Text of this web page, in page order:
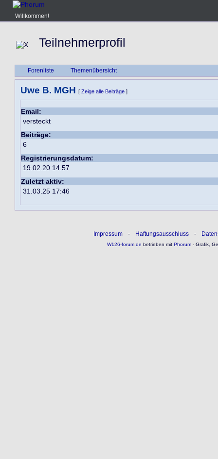
Willkommen!
Teilnehmerprofil
Forenliste Themenübersicht
Uwe B. MGH [ Zeige alle Beiträge ]
Email:
versteckt
Beiträge:
6
Registrierungsdatum:
19.02.20 14:57
Zuletzt aktiv:
31.03.25 17:46
Impressum - Haftungsausschluss -
W126-forum.de betrieben mitPhorum- Grafik,